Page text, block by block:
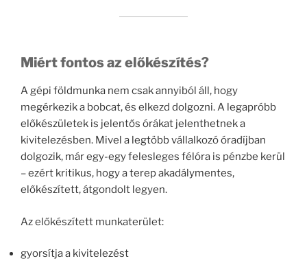
Miért fontos az előkészítés?
A gépi földmunka nem csak annyiból áll, hogy
megérkezik a bobcat, és elkezd dolgozni. A legapróbb
előkészületek is jelentős órákat jelenthetnek a
kivitelezésben. Mivel a legtöbb vállalkozó óradíjban
dolgozik, már egy-egy felesleges félóra is pénzbe kerül
– ezért kritikus, hogy a terep akadálymentes,
előkészített, átgondolt legyen.
Az előkészített munkaterület:
gyorsítja a kivitelezést